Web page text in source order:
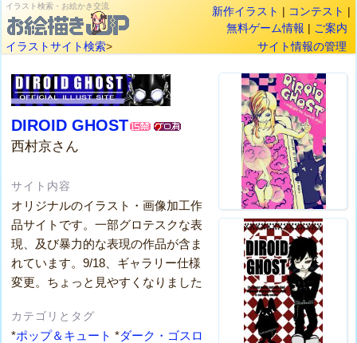
イラスト検索・お絵かき交流 新作イラスト | コンテスト |
無料ゲーム情報 | ご案内
イラストサイト検索> サイト情報の管理
DIROID GHOST
西村京さん
サイト内容
オリジナルのイラスト・画像加工作
品サイトです。一部グロテスクな表
現、及び暴力的な表現の作品が含ま
れています。9/18、ギャラリー仕様
変更。ちょっと見やすくなりました
カテゴリとタグ
*ポップ＆キュート *ダーク・ゴスロ